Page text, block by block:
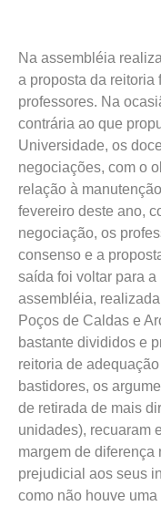
Na assembléia
a proposta da reitoria
professores. Na
contrária ao que
Universidade, os
negociações, com o
relação à
fevereiro deste ano,
negociação, os
consenso e a
saída foi voltar para
assembléia,
Poços de Caldas e
bastante divididos e
reitoria de
bastidores, os
de retirada de mais
unidades), recuaram
margem de diferença
prejudicial aos seus
como não houve